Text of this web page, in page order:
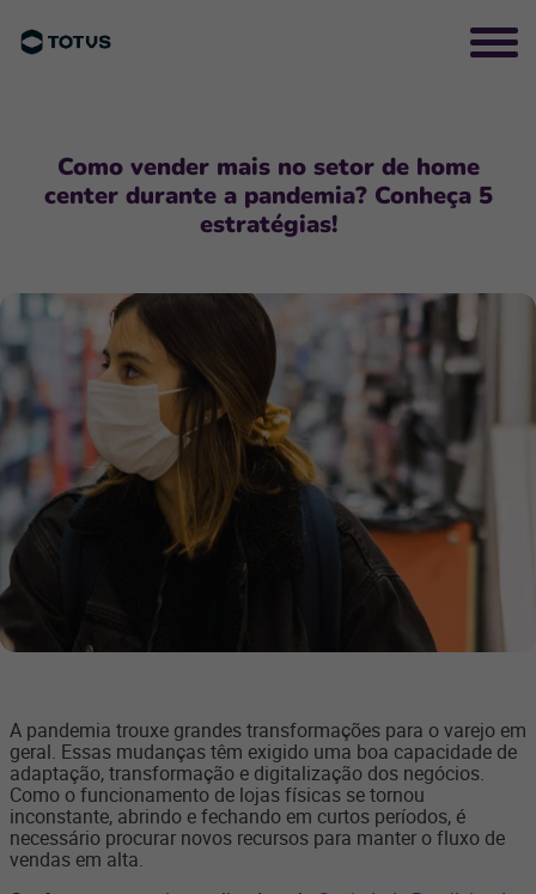
Como vender mais no setor de home
center durante a pandemia? Conheça 5
estratégias!
A pandemia trouxe grandes transformações para o varejo em
geral. Essas mudanças têm exigido uma boa capacidade de
adaptação, transformação e digitalização dos negócios.
Como o funcionamento de lojas físicas se tornou
inconstante, abrindo e fechando em curtos períodos, é
necessário procurar novos recursos para manter o fluxo de
vendas em alta.